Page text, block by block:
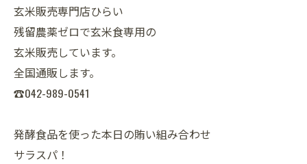
玄米販売専門店ひらい
残留農薬ゼロで玄米食専用の
玄米販売しています。
全国通販します。
☎042-989-0541
発酵食品を使った本日の賄い組み合わせ
サラスパ！